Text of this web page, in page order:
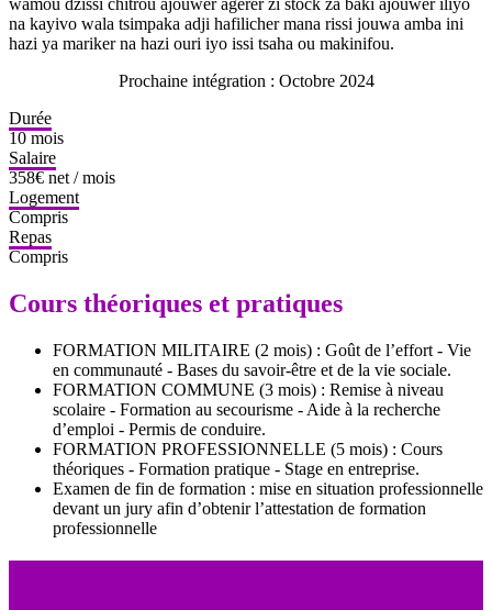
wamou dzissi chitrou ajouwer agerer zi stock za baki ajouwer iliyo
na kayivo wala tsimpaka adji hafilicher mana rissi jouwa amba ini
hazi ya mariker na hazi ouri iyo issi tsaha ou makinifou.
Prochaine intégration : Octobre 2024
Durée
10 mois
Salaire
358€ net / mois
Logement
Compris
Repas
Compris
Cours théoriques et pratiques
FORMATION MILITAIRE (2 mois) : Goût de l’effort - Vie
en communauté - Bases du savoir-être et de la vie sociale.
FORMATION COMMUNE (3 mois) : Remise à niveau
scolaire - Formation au secourisme - Aide à la recherche
d’emploi - Permis de conduire.
FORMATION PROFESSIONNELLE (5 mois) : Cours
théoriques - Formation pratique - Stage en entreprise.
Examen de fin de formation : mise en situation professionnelle
devant un jury afin d’obtenir l’attestation de formation
professionnelle